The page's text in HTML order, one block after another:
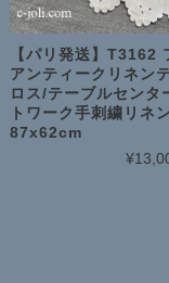
【パリ発送】T3162
アンティークリネン
ロス/テーブルセン
トワーク手刺繍リネン
87x62cm